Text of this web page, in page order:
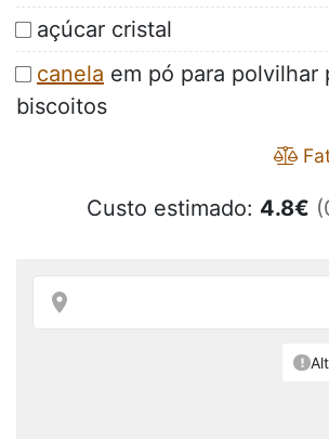
açúcar cristal
canela em pó para polvilhar
biscoitos
Custo estimado: 4.8€